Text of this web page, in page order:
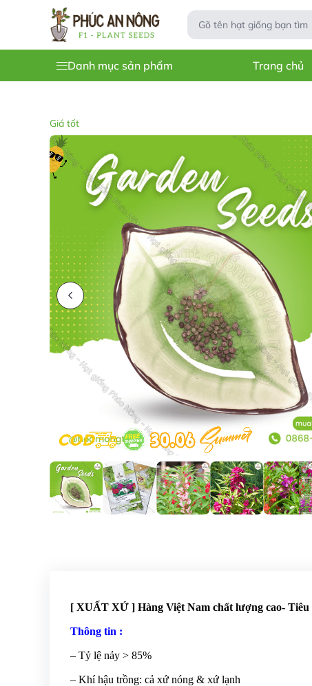
Danh mục sản phẩm Trang chủ
Giá tốt
[ XUẤT XỨ ] Hàng Việt Nam chất lượng cao- Tiêu
Thông tin :
– Tỷ lệ nảy > 85%
– Khí hậu trồng: cả xứ nóng & xứ lạnh